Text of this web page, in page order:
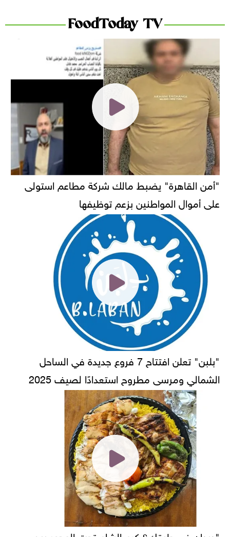
FoodToday TV
"أمن القاهرة" يضبط مالك شركة مطاعم استولى
على أموال المواطنين بزعم توظيفها
"بلبن" تعلن افتتاح 7 فروع جديدة في الساحل
الشمالي ومرسى مطروح استعدادًا لصيف 2025